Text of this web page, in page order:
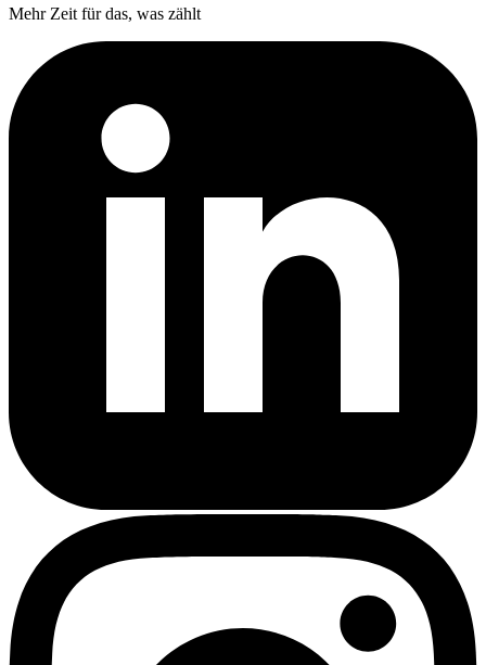
Mehr Zeit für das, was zählt